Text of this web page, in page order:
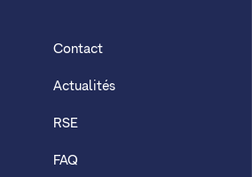
Contact
Actualités
RSE
FAQ